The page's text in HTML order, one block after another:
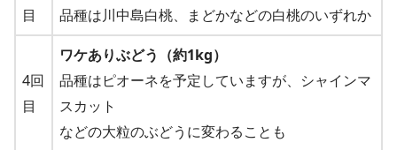
目
品種は川中島白桃、まどかなどの白桃のいずれか
4回
目
ワケありぶどう（約1kg）
品種はピオーネを予定していますが、シャインマ
スカット
などの大粒のぶどうに変わることも